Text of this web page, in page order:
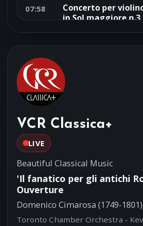
07:58
Concerto per
in Sol maggiore n.3
Wolfgang Amadeus
07:41
Concerto per
Julius Berger,
German Chamber
VCR Classica+
LIVE
Beautiful Classical Music
'Il fanatico per gli antichi
Ouverture
Domenico Cimarosa (1749-1801)
Toronto Chamber Orchestra -